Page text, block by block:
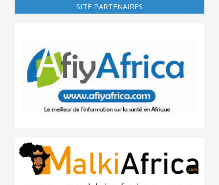
SITE PARTENAIRES